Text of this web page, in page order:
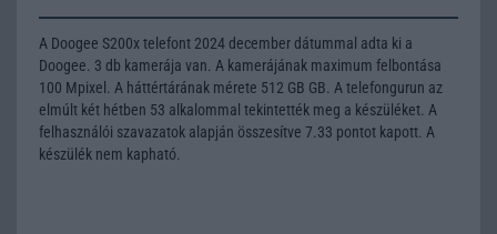
A Doogee S200x telefont 2024 december dátummal adta ki a
Doogee. 3 db kamerája van. A kamerájának maximum felbontása
100 Mpixel. A háttértárának mérete 512 GB GB. A telefongurun az
elmúlt két hétben 53 alkalommal tekintették meg a készüléket. A
felhasználói szavazatok alapján összesítve 7.33 pontot kapott. A
készülék nem kapható.